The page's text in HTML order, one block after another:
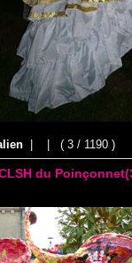
( 3 / 1190 )
du